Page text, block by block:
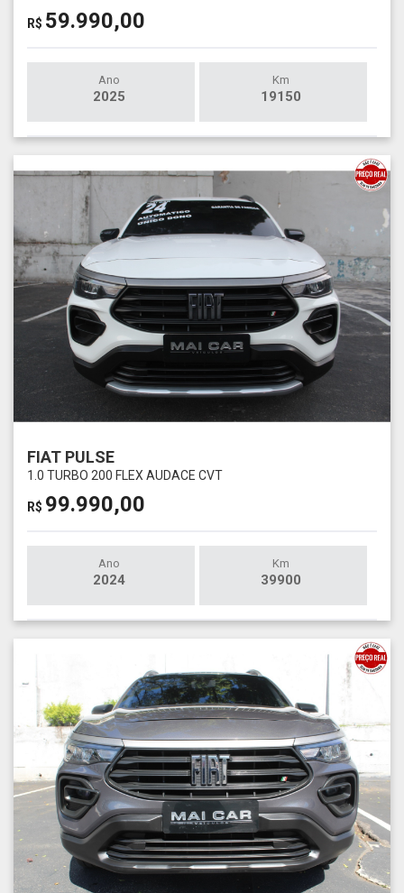
R$ 59.990,00
Ano
2025
Km
19150
FIAT PULSE
1.0 TURBO 200 FLEX AUDACE CVT
R$ 99.990,00
Ano
2024
Km
39900